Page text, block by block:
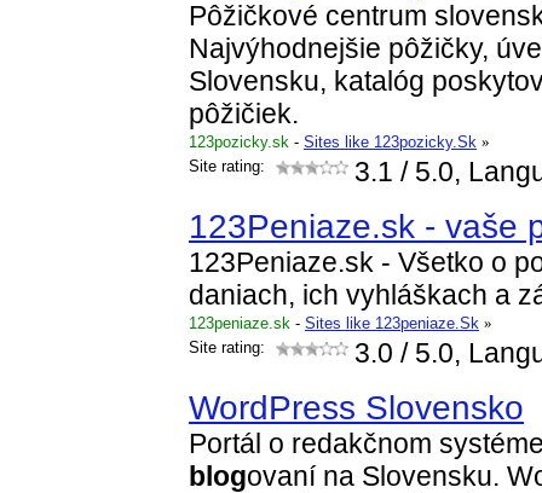
Pôžičkové centrum
Najvýhodnejšie pôžičky,
Slovensku, katalóg
pôžičiek.
123pozicky.sk - Sites like 123pozicky.Sk »
Site rating:
3.1 / 5.0,
123Peniaze.sk - vaše
123Peniaze.sk - Všetko o
daniach, ich vyhláškach a
123peniaze.sk - Sites like 123peniaze.Sk »
Site rating:
3.0 / 5.0,
WordPress Slovensko
Portál o redakčnom
blogovaní na Slovensku.